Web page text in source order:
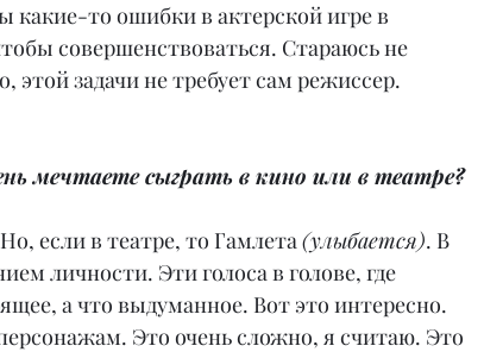
какие-то ошибки в актерской игре в
совершенствоваться. Стараюсь не
этой задачи не требует сам режиссер.
мечтаете сыграть в кино или в театре?
если в театре, то Гамлета (улыбается). В
личности. Эти голоса в голове, где
а что выдуманное. Вот это интересно.
Это очень сложно, я считаю. Это